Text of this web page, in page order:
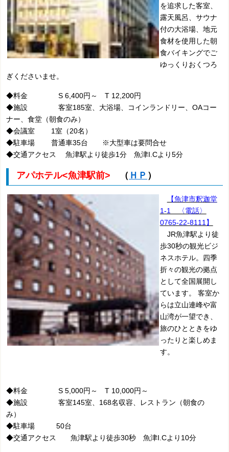
を追求した客室、
露天風呂、サウナ
付の大浴場、地元
食材を使用した朝
食バイキングでご
ゆっくりおくつろ
ぎくださいませ。
◆料金 S 6,400円～ T 12,200円
◆施設 客室185室、大浴場、コインランドリー、OAコー
ナー、食堂（朝食のみ）
◆会議室 1室（20名）
◆駐車場 普通車35台 ※大型車は要問合せ
◆交通アクセス 魚津駅より徒歩1分 魚津I.Cより5分
アパホテル<魚津駅前> （ ＨＰ ）
【魚津市釈迦堂
1-1 〈電話〉
0765-22-8111】
JR魚津駅より徒
歩30秒の観光ビジ
ネスホテル。四季
折々の観光の拠点
として全国展開し
ています。 客室か
らは立山連峰や富
山湾が一望でき、
旅のひとときをゆ
ったりと楽しめま
す。
◆料金 S 5,000円～ T 10,000円～
◆施設 客室145室、168名収容、レストラン（朝食の
み）
◆駐車場 50台
◆交通アクセス 魚津駅より徒歩30秒 魚津I.Cより10分